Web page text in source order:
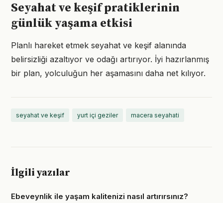
Seyahat ve keşif pratiklerinin
günlük yaşama etkisi
Planlı hareket etmek seyahat ve keşif alanında
belirsizliği azaltıyor ve odağı artırıyor. İyi hazırlanmış
bir plan, yolculuğun her aşamasını daha net kılıyor.
seyahat ve keşif yurt içi geziler macera seyahati
İlgili yazılar
Ebeveynlik ile yaşam kalitenizi nasıl artırırsınız?